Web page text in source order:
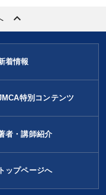
keyboard_arrow_up
着情報
特別コンテンツ
者・講師紹介
トップページへ